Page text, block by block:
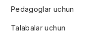
Pedagoglar uchun
Talabalar uchun